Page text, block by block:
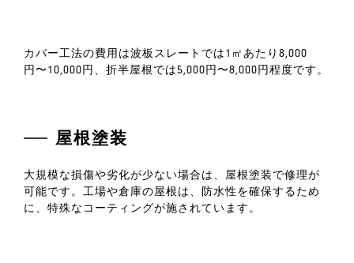
カバー工法の費用は波板スレートでは1㎡あたり8,000
円〜10,000円、折半屋根では5,000円〜8,000円程度です。
屋根塗装
大規模な損傷や劣化が少ない場合は、屋根塗装で修理が
可能です。工場や倉庫の屋根は、防水性を確保するため
に、特殊なコーティングが施されています。